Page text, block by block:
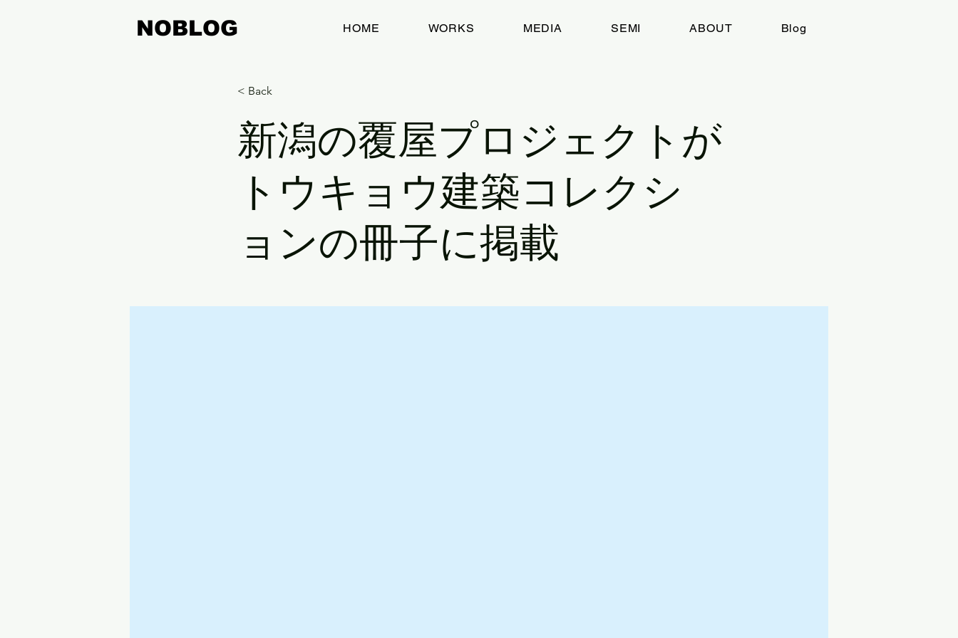
NOBLOG HOME WORKS MEDIA SEMI ABOUT Blog
< Back
新潟の覆屋プロジェクトが
トウキョウ建築コレクシ
ョンの冊子に掲載